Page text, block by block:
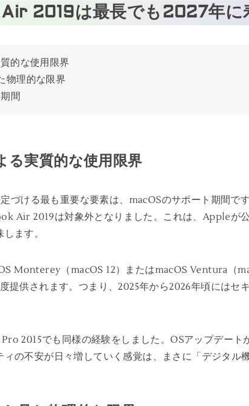
2019は最長でも2027年に
的な使用限界
物理的な限界
間
る実質的な使用限界
づける最も重要な要素は、macOSのサポート期間で
Air 2019は対象外となりました。これは、Appleが
ます。
Monterey（macOS 12）またはmacOS Ventura（
提供されます。つまり、2025年から2026年頃にはセ
2015でも同様の経験をしました。OSアップデート
の不安が日々増していく感覚は、まさに「デジタル